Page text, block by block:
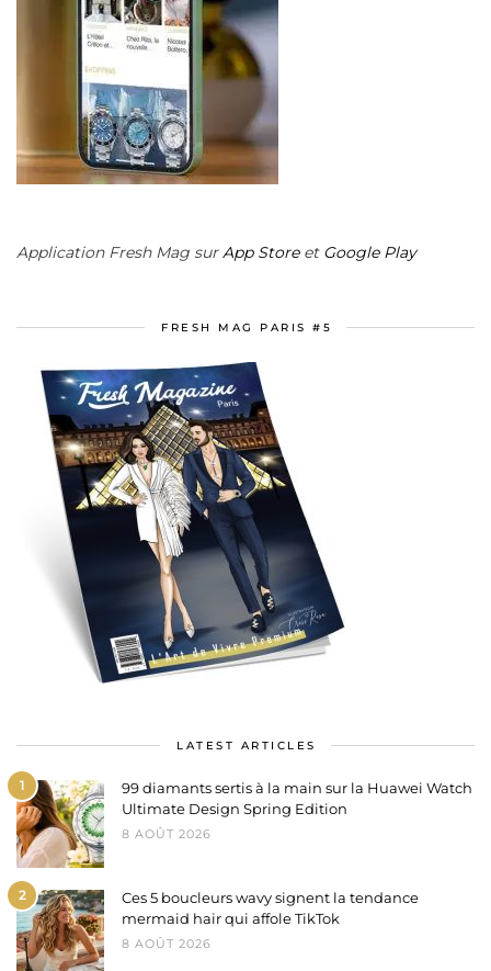
Application Fresh Mag surApp Storeet Google Play
FRESH MAG PARIS #5
LATEST ARTICLES
1
99 diamants sertis à la main sur la Huawei Watch
Ultimate Design Spring Edition
8 AOÛT 2026
2
Ces 5 boucleurs wavy signent la tendance
mermaid hair qui affole TikTok
8 AOÛT 2026